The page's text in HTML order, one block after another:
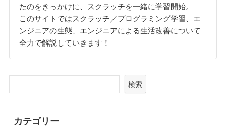
たのをきっかけに、スクラッチを一緒に学習開始。
このサイトではスクラッチ／プログラミング学習、エ
ンジニアの生態、エンジニアによる生活改善について
全力で解説していきます！
検索
カテゴリー